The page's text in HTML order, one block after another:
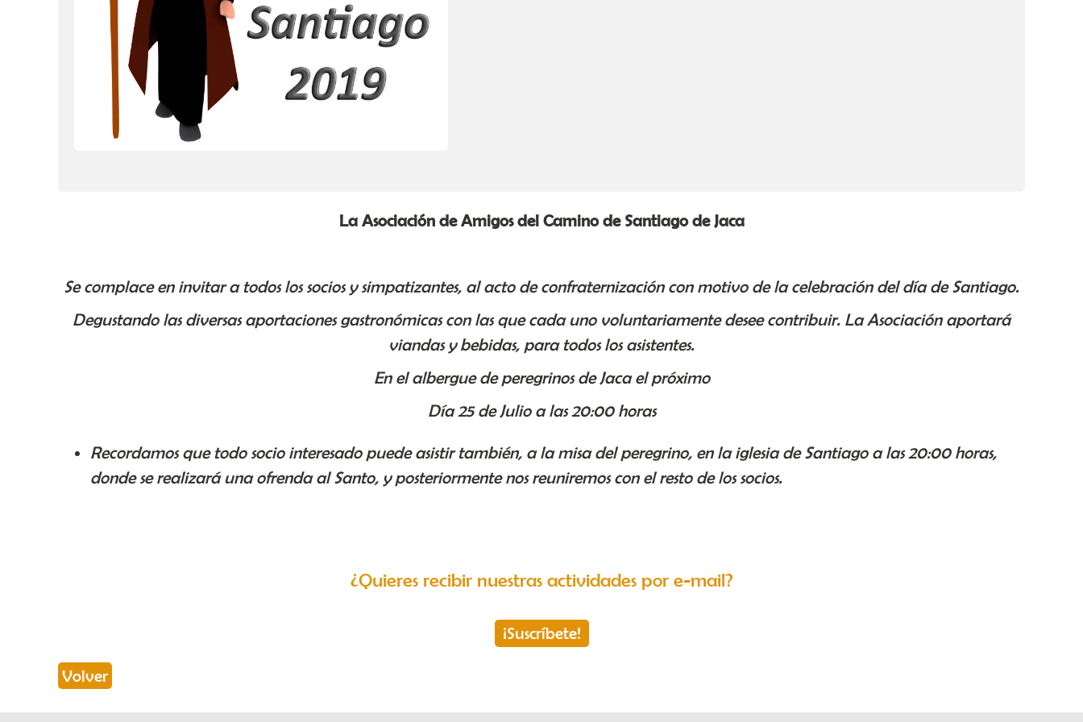
La Asociación de Amigos del Camino de Santiago de Jaca
Se complace en invitar a todos los socios y simpatizantes, al acto de confraternización con motivo de la celebración del día de Santiago.
Degustando las diversas aportaciones gastronómicas con las que cada uno voluntariamente desee contribuir. La Asociación aportará
viandas y bebidas, para todos los asistentes.
En el albergue de peregrinos de Jaca el próximo
Día 25 de Julio a las 20:00 horas
Recordamos que todo socio interesado puede asistir también, a la misa del peregrino, en la iglesia de Santiago a las 20:00 horas,
donde se realizará una ofrenda al Santo, y posteriormente nos reuniremos con el resto de los socios.
¿Quieres recibir nuestras actividades por e-mail?
¡Suscríbete!
Volver